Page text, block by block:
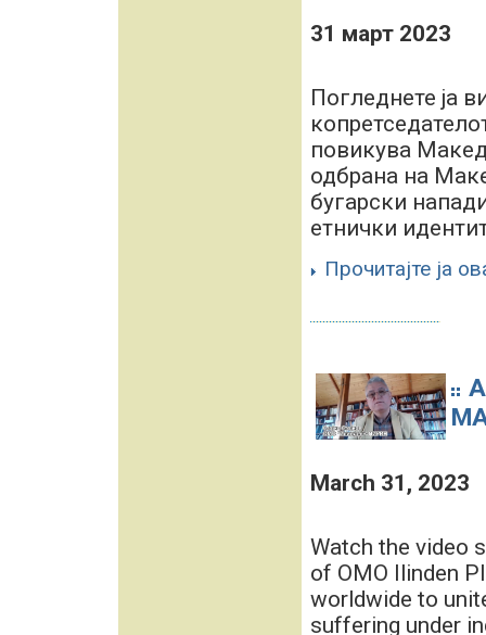
31 март 2023
Погледнете ја
повикува
одбрана на
бугарски
етнички
Прочитајте ја
March 31, 2023
Watch the video
of OMO Ilinden
worldwide to
suffering under